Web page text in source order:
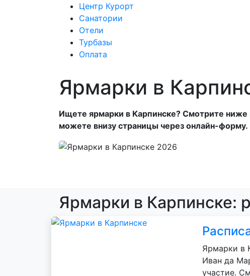
Центр Курорт
Санатории
Отели
Турбазы
Оплата
Ярмарки в
Ищете ярмарки в Карпинске? Смотрите ниже
можете внизу страницы через онлайн-форму.
Ярмарки в Карпинске:
Ярмарки в
Иван да
участие.